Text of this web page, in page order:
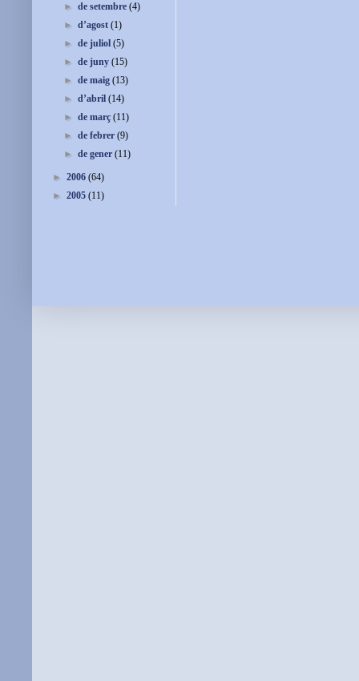
►de setembre(4)
►d’agost(1)
►de juliol(5)
►de juny(15)
►de maig(13)
►d’abril(14)
►de març(11)
►de febrer(9)
►de gener(11)
► 2006 (64)
► 2005 (11)